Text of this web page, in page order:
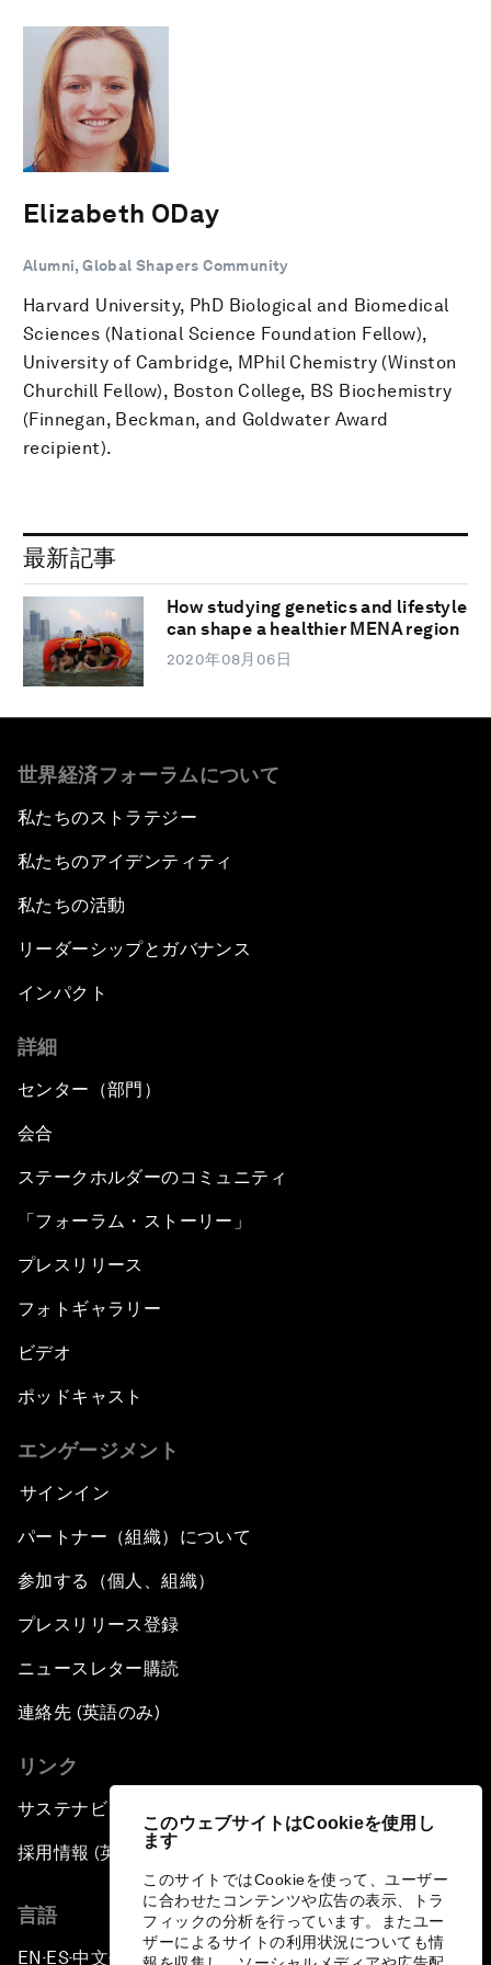
このウェブサイトはCookieを使用し
ます
このサイトではCookieを使って、ユーザー
に合わせたコンテンツや広告の表示、トラ
フィックの分析を行っています。またユー
ザーによるサイトの利用状況についても情
Elizabeth ODay
Alumni, Global Shapers Community
Harvard University, PhD Biological and Biomedical
Sciences (National Science Foundation Fellow),
University of Cambridge, MPhil Chemistry (Winston
Churchill Fellow), Boston College, BS Biochemistry
(Finnegan, Beckman, and Goldwater Award
recipient).
最新記事
How studying genetics and lifestyle
can shape a healthier MENA region
2020年08月06日
世界経済フォーラムについて
私たちのストラテジー
私たちのアイデンティティ
私たちの活動
リーダーシップとガバナンス
インパクト
詳細
センター（部門）
会合
ステークホルダーのコミュニティ
「フォーラム・ストーリー」
プレスリリース
フォトギャラリー
ビデオ
ポッドキャスト
エンゲージメント
サインイン
パートナー（組織）について
参加する（個人、組織）
プレスリリース登録
ニュースレター購読
連絡先 (英語のみ)
リンク
サステナビリティへの取り組み
採用情報 (英語のみ)
言語
EN ▪ES▪中文▪ 日本語